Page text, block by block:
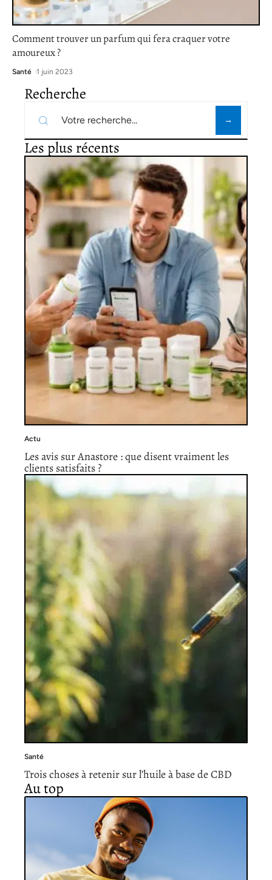
Comment trouver un parfum qui fera craquer votre
amoureux ?
Santé 1 juin 2023
Recherche
Les plus récents
Actu
Les avis sur Anastore : que disent vraiment les
clients satisfaits ?
Santé
Trois choses à retenir sur l’huile à base de CBD
Au top